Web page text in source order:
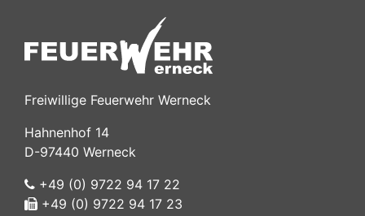
Freiwillige Feuerwehr Werneck
Hahnenhof 14
D-97440 Werneck
+49 (0) 9722 94 17 22
+49 (0) 9722 94 17 23